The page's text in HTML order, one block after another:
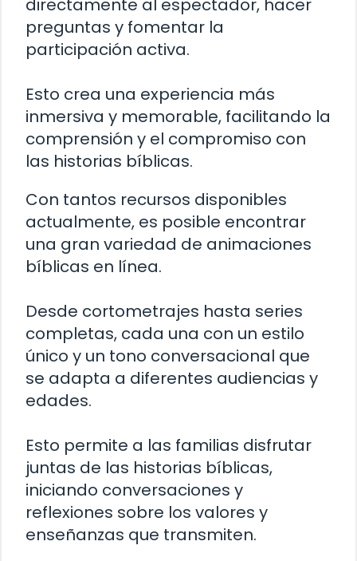
directamente al espectador, hacer
preguntas y fomentar la
participación activa.
Esto crea una experiencia más
inmersiva y memorable, facilitando la
comprensión y el compromiso con
las historias bíblicas.
Con tantos recursos disponibles
actualmente, es posible encontrar
una gran variedad de animaciones
bíblicas en línea.
Desde cortometrajes hasta series
completas, cada una con un estilo
único y un tono conversacional que
se adapta a diferentes audiencias y
edades.
Esto permite a las familias disfrutar
juntas de las historias bíblicas,
iniciando conversaciones y
reflexiones sobre los valores y
enseñanzas que transmiten.